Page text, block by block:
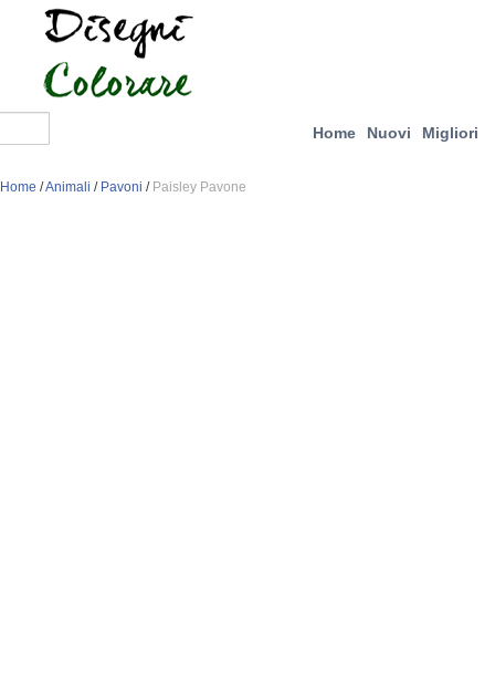
Home Nuovi Migliori
Home /Animali / Pavoni / Paisley Pavone